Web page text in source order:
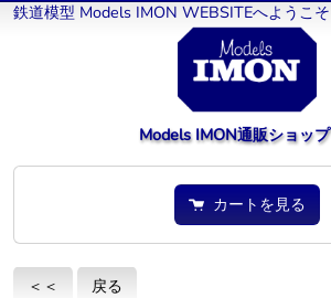
鉄道模型 Models IMON WEBSITEへようこそ
Models IMON通販ショップ
カートを見る
＜＜ 戻る